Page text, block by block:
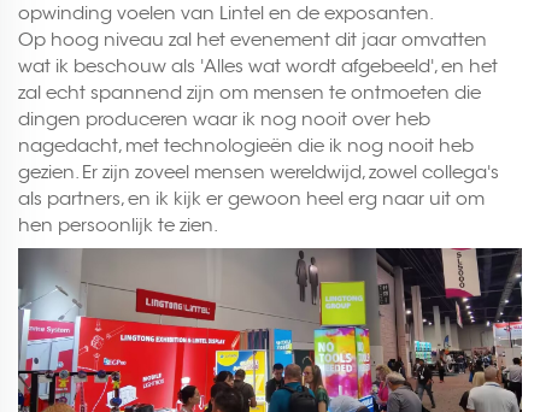
opwinding voelen van Lintel en de exposanten.
Op hoog niveau zal het evenement dit jaar omvatten
wat ik beschouw als 'Alles wat wordt afgebeeld', en het
zal echt spannend zijn om mensen te ontmoeten die
dingen produceren waar ik nog nooit over heb
nagedacht, met technologieën die ik nog nooit heb
gezien. Er zijn zoveel mensen wereldwijd, zowel collega's
als partners, en ik kijk er gewoon heel erg naar uit om
hen persoonlijk te zien.